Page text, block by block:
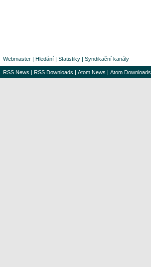
Webmaster | Hledání | Statistiky | Syndikační kanály
RSS News | RSS Downloads | Atom News | Atom Downloads